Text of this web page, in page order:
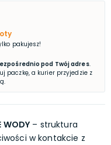
pakujesz!
pod Twój adres.
paczkę, a kurier przyjedzie z
WODY – struktura
w kontakcie z